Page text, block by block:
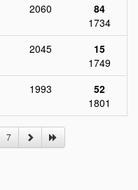
2060
84
1734
2045
15
1749
1993
52
1801
7